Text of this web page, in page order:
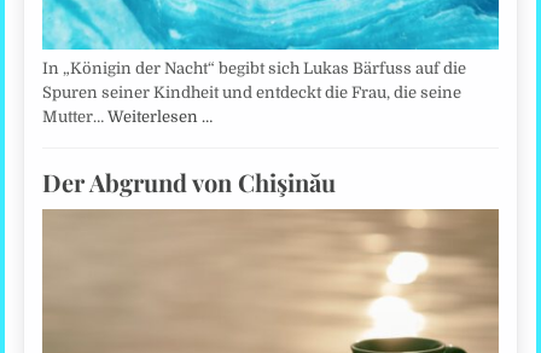
In „Königin der Nacht“ begibt sich Lukas Bärfuss auf die
Spuren seiner Kindheit und entdeckt die Frau, die seine
Mutter…Weiterlesen …
Der Abgrund von Chişinău